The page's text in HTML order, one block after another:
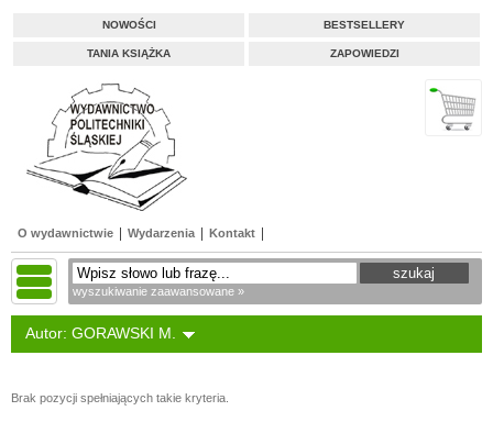
NOWOŚCI BESTSELLERY
TANIA KSIĄŻKA ZAPOWIEDZI
O wydawnictwie Wydarzenia Kontakt
wyszukiwanie zaawansowane »
Autor: GORAWSKI M.
Brak pozycji spełniających takie kryteria.